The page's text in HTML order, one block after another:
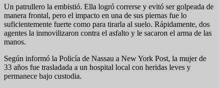
Un patrullero la embistió. Ella logró correrse y evitó ser golpeada de
manera frontal, pero el impacto en una de sus piernas fue lo
suficientemente fuerte como para tirarla al suelo. Rápidamente, dos
agentes la inmovilizaron contra el asfalto y le sacaron el arma de las
manos.
Según informó la Policía de Nassau a New York Post, la mujer de
33 años fue trasladada a un hospital local con heridas leves y
permanece bajo custodia.